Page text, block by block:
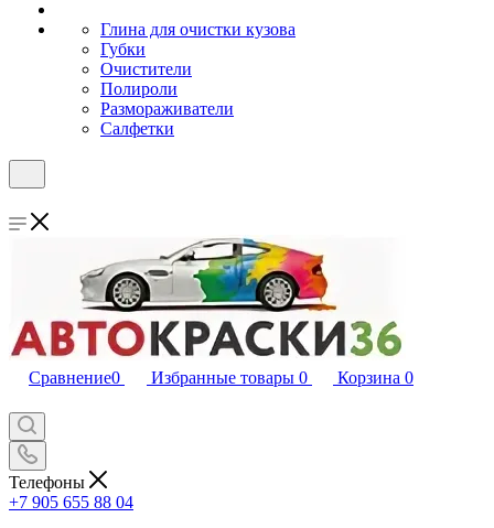
Глина для очистки кузова
Губки
Очистители
Полироли
Размораживатели
Салфетки
Сравнение0 Избранные товары 0 Корзина 0
Телефоны
+7 905 655 88 04